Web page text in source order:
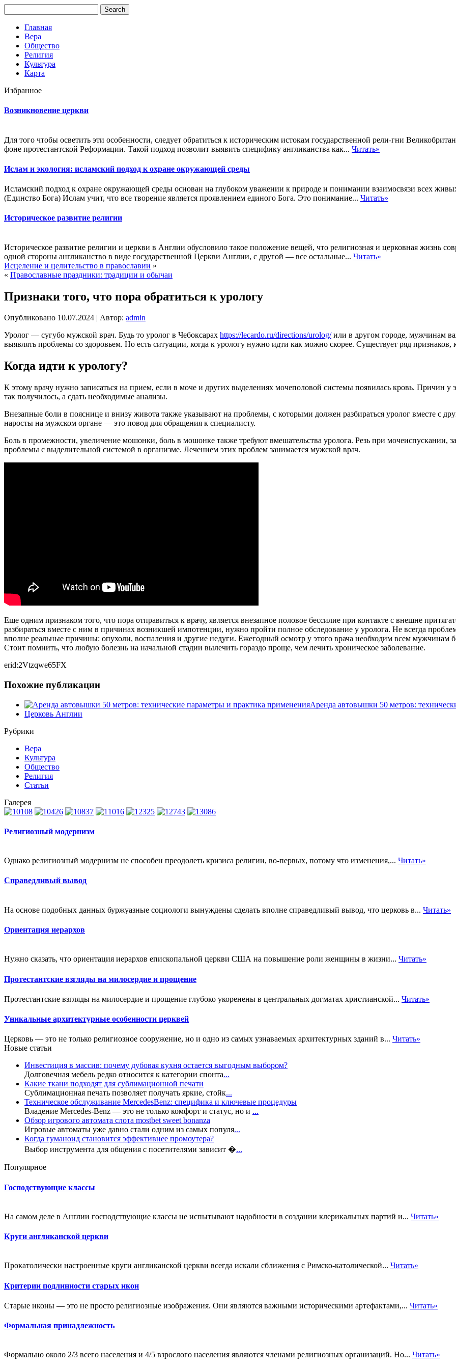
Главная
Вера
Общество
Религия
Культура
Карта
Избранное
Возникновение церкви
Для того чтобы осветить эти особенности, следует обратиться к историческим истокам государственной рели-гни
фоне протестантской Реформации. Такой подход позволит выявить специфику англиканства как... Читать»
Ислам и экология: исламский подход к охране окружающей среды
Исламский подход к охране окружающей среды основан на глубоком уважении к природе и понимании взаимосвязи всех
(Единство Бога) Ислам учит, что все творение является проявлением единого Бога. Это понимание... Читать»
Историческое развитие религии
Историческое развитие религии и церкви в Англии обусловило такое положение вещей, что религиозная и церковная жизнь
одной стороны англиканство в виде государственной Церкви Англии, с другой — все остальные... Читать»
Исцеление и целительство в православии »
« Православные праздники: традиции и обычаи
Признаки того, что пора обратиться к урологу
Опубликовано 10.07.2024 | Автор: admin
Уролог — сугубо мужской врач. Будь то уролог в Чебоксарах https://lecardo.ru/directions/urolog/или в другом городе, мужчинам
выявлять проблемы со здоровьем. Но есть ситуации, когда к урологу нужно идти как можно скорее. Существует ряд
Когда идти к урологу?
К этому врачу нужно записаться на прием, если в моче и других выделениях мочеполовой системы появилась кровь. Причин
так получилось, а сдать необходимые анализы.
Внезапные боли в пояснице и внизу живота также указывают на проблемы, с которыми должен разбираться уролог вместе с
наросты на мужском органе — это повод для обращения к специалисту.
Боль в промежности, увеличение мошонки, боль в мошонке также требуют вмешательства уролога. Резь при мочеиспускании,
проблемы с выделительной системой в организме. Лечением этих проблем занимается мужской врач.
Еще одним признаком того, что пора отправиться к врачу, является внезапное половое бессилие при контакте с внешне
разбираться вместе с ним в причинах возникшей импотенции, нужно пройти полное обследование у уролога. Не всегда
вполне реальные причины: опухоли, воспаления и другие недуги. Ежегодный осмотр у этого врача необходим всем мужчинам
Стоит помнить, что любую болезнь на начальной стадии вылечить гораздо проще, чем лечить хроническое заболевание.
erid:2Vtzqwe65FX
Похожие публикации
Аренда автовышки 50 метров:
Церковь Англии
Рубрики
Вера
Культура
Общество
Религия
Статьи
Галерея
Религиозный модернизм
Однако религиозный модернизм не способен преодолеть кризиса религии, во-первых, потому что изменения,... Читать»
Справедливый вывод
На основе подобных данных буржуазные социологи вынуждены сделать вполне справедливый вывод, что церковь в... Читать»
Ориентация иерархов
Нужно сказать, что ориентация иерархов епископальной церкви США на повышение роли женщины в жизни... Читать»
Протестантские взгляды на милосердие и прощение
Протестантские взгляды на милосердие и прощение глубоко укоренены в центральных догматах христианской... Читать»
Уникальные архитектурные особенности церквей
Церковь — это не только религиозное сооружение, но и одно из самых узнаваемых архитектурных зданий в... Читать»
Новые статьи
Инвестиция в массив: почему дубовая кухня остается выгодным выбором?
Долговечная мебель редко относится к категории спонта...
Какие ткани подходят для сублимационной печати
Сублимационная печать позволяет получать яркие, стойк...
Техническое обслуживание MercedesBenz: специфика и ключевые процедуры
Владение Mercedes-Benz — это не только комфорт и статус, но и ...
Обзор игрового автомата слота mostbet sweet bonanza
Игровые автоматы уже давно стали одним из самых популя...
Когда гуманоид становится эффективнее промоутера?
Выбор инструмента для общения с посетителями зависит �...
Популярное
Господствующие классы
На самом деле в Англии господствующие классы не испытывают надобности в создании клерикальных партий и... Читать»
Круги англиканской церкви
Прокатолически настроенные круги англиканской церкви всегда искали сближения с Римско-католической... Читать»
Критерии подлинности старых икон
Старые иконы — это не просто религиозные изображения. Они являются важными историческими артефактами,... Читать»
Формальная принадлежность
Формально около 2/3 всего населения и 4/5 взрослого населения являются членами религиозных организаций. Но... Читать»